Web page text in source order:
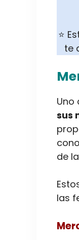
⭐
te
Uno
sus
de
las